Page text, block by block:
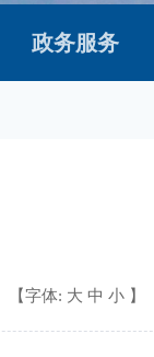
政务服务
【字体: 大 中 小 】